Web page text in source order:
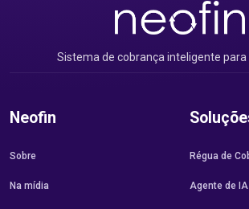
Sistema de cobrança inteligente para
Neofin
Sobre
Na mídia
Régua de
Agente de